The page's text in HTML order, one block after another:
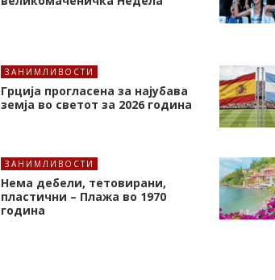
ЗАНИМЛИВОСТИ
Грција прогласена за најубава
земја во светот за 2026 година
ЗАНИМЛИВОСТИ
Нема дебели, тетовирани,
пластични – Плажа во 1970
година